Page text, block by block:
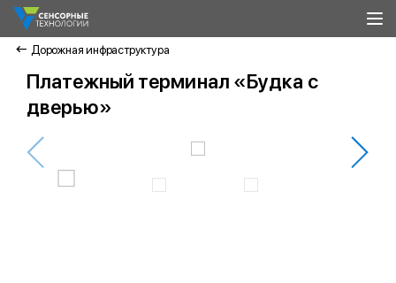
Дорожная инфраструктура
Платежный терминал «Будка с
дверью»